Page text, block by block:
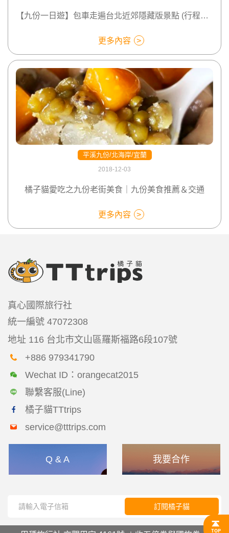
【九份一日遊】包車走遍台北近郊隱藏版景點 (行程體驗篇)
更多內容
平溪九份/北海岸/宜蘭
2018-12-03
橘子貓愛吃之九份老街美食｜九份美食推薦＆交通
更多內容
真心國際旅行社
統一編號 47072308
地址 116 台北市文山區羅斯福路6段107號
+886 979341790
Wechat ID：orangecat2015
聯繫客服(Line)
橘子貓TTtrips
service@tttrips.com
Q & A 我要合作
訂閱橘子貓